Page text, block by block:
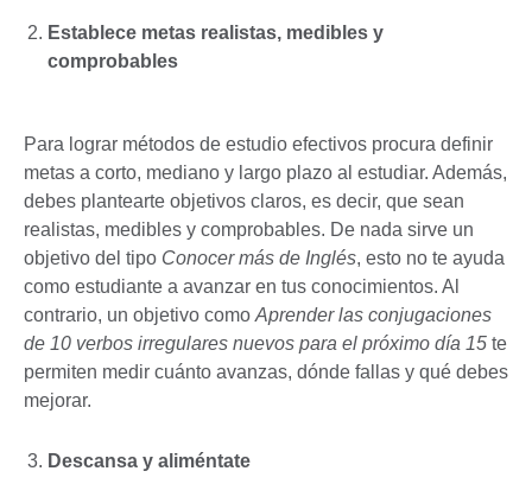
Establece metas realistas, medibles y
comprobables
Para lograr métodos de estudio efectivos procura definir
metas a corto, mediano y largo plazo al estudiar. Además,
debes plantearte objetivos claros, es decir, que sean
realistas, medibles y comprobables. De nada sirve un
objetivo del tipo Conocer más de Inglés, esto no te ayuda
como estudiante a avanzar en tus conocimientos. Al
contrario, un objetivo como Aprender las conjugaciones
de 10 verbos irregulares nuevos para el próximo día 15 te
permiten medir cuánto avanzas, dónde fallas y qué debes
mejorar.
Descansa y aliméntate